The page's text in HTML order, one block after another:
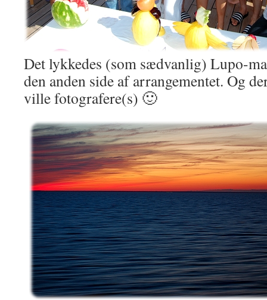
Det lykkedes (som sædvanlig) Lupo-
den anden side af arrangementet. Og
ville fotografere(s) 🙂